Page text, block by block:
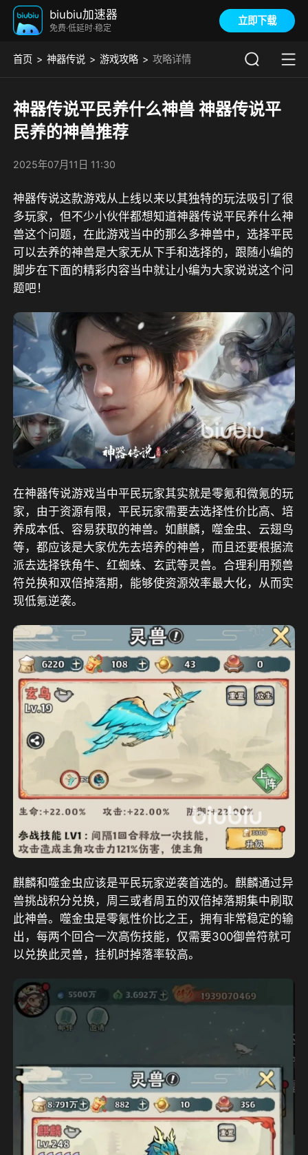
biubiu加速器
免费·低延时·稳定
立即下载
首页 神器传说 游戏攻略 攻略详情
神器传说平民养什么神兽 神器传说平
民养的神兽推荐
2025年07月11日 11:30
神器传说这款游戏从上线以来以其独特的玩法吸引了很
多玩家，但不少小伙伴都想知道神器传说平民养什么神
兽这个问题，在此游戏当中的那么多神兽中，选择平民
可以去养的神兽是大家无从下手和选择的，跟随小编的
脚步在下面的精彩内容当中就让小编为大家说说这个问
题吧！
在神器传说游戏当中平民玩家其实就是零氪和微氪的玩
家，由于资源有限，平民玩家需要去选择性价比高、培
养成本低、容易获取的神兽。如麒麟，噬金虫、云翅鸟
等，都应该是大家优先去培养的神兽，而且还要根据流
派去选择铁角牛、红蜘蛛、玄武等灵兽。合理利用预兽
符兑换和双倍掉落期，能够使资源效率最大化，从而实
现低氪逆袭。
麒麟和噬金虫应该是平民玩家逆袭首选的。麒麟通过异
兽挑战积分兑换，周三或者周五的双倍掉落期集中刷取
此神兽。噬金虫是零氪性价比之王，拥有非常稳定的输
出，每两个回合一次高伤技能，仅需要300御兽符就可
以兑换此灵兽，挂机时掉落率较高。